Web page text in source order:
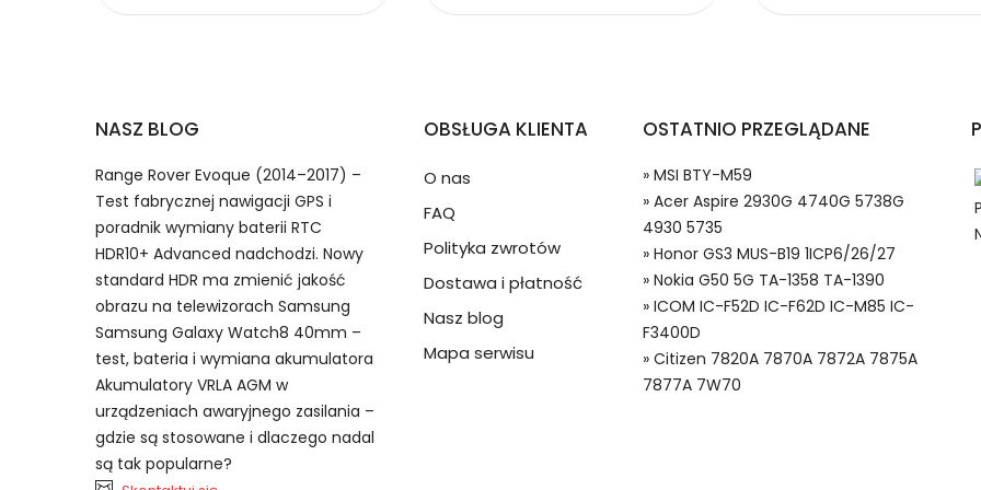
Baterie do Radiotelefonów ICOM AB1700DWM
Dzięki ochronie kupujących w systemie PayPal możesz odzyskać całkowitą wartość
przedmiot do Ciebie nie dotrze lub będzie się znacznie różnić od opisu.
Numer produktu ładowarki
Model urządzenia
Numer produktu baterii
ICOM AB1700DWM bateria, AB1700DWM Baterie do Radiotelefonów, Alternatywna bateria do
IC-F3400D akumulator.
NASZ BLOG
Range Rover Evoque (2014–2017) –
Test fabrycznej nawigacji GPS i
poradnik wymiany baterii RTC
HDR10+ Advanced nadchodzi. Nowy
standard HDR ma zmienić jakość
obrazu na telewizorach Samsung
Samsung Galaxy Watch8 40mm –
test, bateria i wymiana akumulatora
Akumulatory VRLA AGM w
urządzeniach awaryjnego zasilania –
gdzie są stosowane i dlaczego nadal
są tak popularne?
OBSŁUGA KLIENTA
O nas
FAQ
Polityka zwrotów
Dostawa i płatność
Nasz blog
Mapa serwisu
OSTATNIO PRZEGLĄDANE
» MSI BTY-M59
» Acer Aspire 2930G 4740G 5738G
4930 5735
» Honor GS3 MUS-B19 1ICP6/26/27
» Nokia G50 5G TA-1358 TA-1390
» ICOM IC-F52D IC-F62D IC-M85 IC-
F3400D
» Citizen 7820A 7870A 7872A 7875A
7877A 7W70